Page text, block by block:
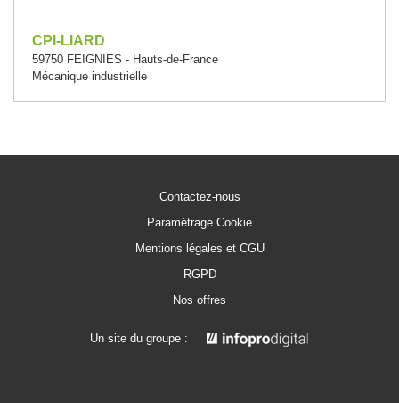
CPI-LIARD
59750 FEIGNIES - Hauts-de-France
Mécanique industrielle
Contactez-nous
Paramétrage Cookie
Mentions légales et CGU
RGPD
Nos offres
Un site du groupe :